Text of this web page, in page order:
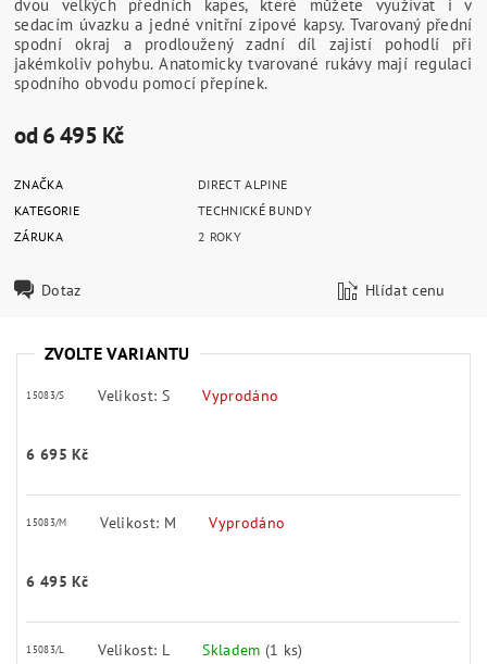
dvou velkých předních kapes, které můžete využívat i v
sedacím úvazku a jedné vnitřní zipové kapsy. Tvarovaný přední
spodní okraj a prodloužený zadní díl zajistí pohodlí při
jakémkoliv pohybu. Anatomicky tvarované rukávy mají regulaci
spodního obvodu pomocí přepínek.
od 6 495 Kč
ZNAČKA
DIRECT ALPINE
KATEGORIE
TECHNICKÉ BUNDY
ZÁRUKA
2 ROKY
Dotaz Hlídat cenu
ZVOLTE VARIANTU
15083/S Velikost: S Vyprodáno
6 695 Kč
15083/M Velikost: M Vyprodáno
6 495 Kč
15083/L Velikost: L Skladem (1 ks)